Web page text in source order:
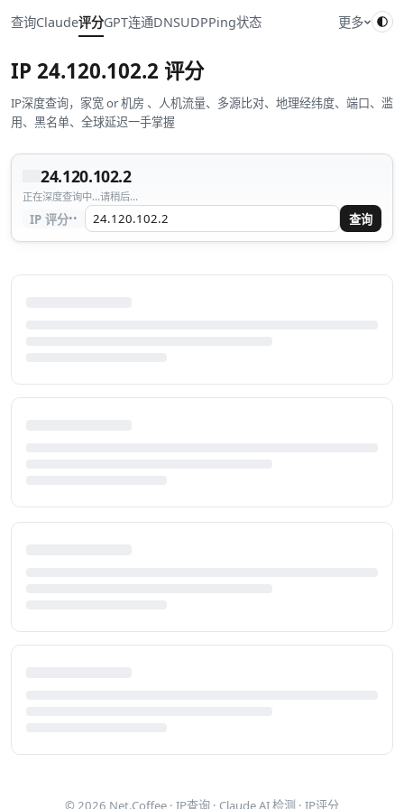
查询Claude评分GPT连通DNSUDPPing状态 更多
IP 24.120.102.2 评分
IP深度查询，家宽 or 机房 、人机流量、多源比对、地理经纬度、端口、滥
用、黑名单、全球延迟一手掌握
24.120.102.2
正在深度查询中...请稍后...
IP 评分·· 查询
© 2026 Net.Coffee · IP查询 · Claude AI 检测 · IP评分